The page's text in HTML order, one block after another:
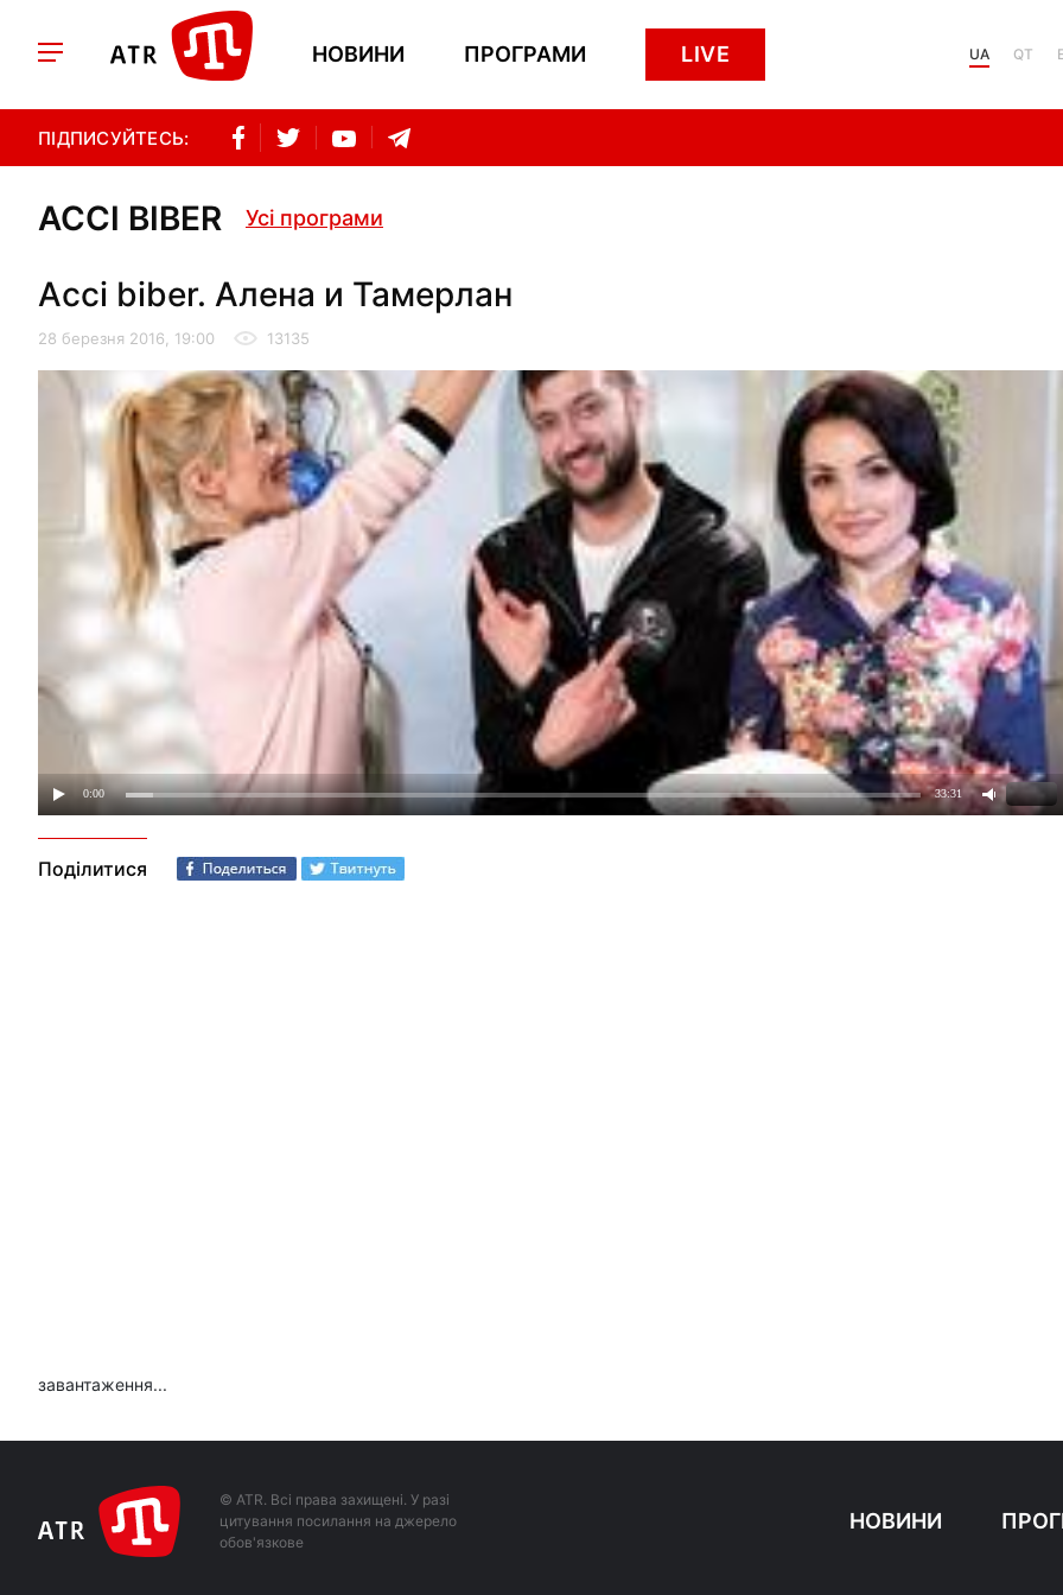
НОВИНИ ПРОГРАМИ LIVE UA QT
ПІДПИСУЙТЕСЬ:
ACCI BIBER Усі програми
Acci biber. Алена и Тамерлан
28 березня 2016, 19:00 13135
Поділитися
завантаження...
© ATR. Всі права захищені. У разі
цитування посилання на джерело
обов'язкове
НОВИНИ